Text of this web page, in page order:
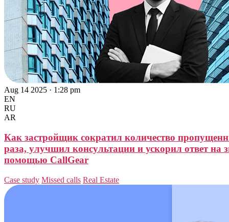
Aug 14 2025 · 1:28 pm
EN
RU
AR
Как застройщик сократил количество
раза, улучшил консультации и ускорил ответ на
помощью CallGear
Case study Missed calls Real Estate